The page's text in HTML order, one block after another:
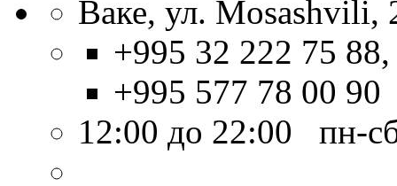
Ваке, ул. Mosashvili,
+995 32 222 75 88,
+995 577 78 00 90
12:00 до 22:00 пн-